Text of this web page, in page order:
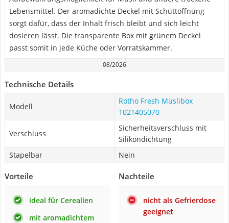
Lebensmittel. Der aromadichte Deckel mit Schüttöffnung
sorgt dafür, dass der Inhalt frisch bleibt und sich leicht
dosieren lässt. Die transparente Box mit grünem Deckel
passt somit in jede Küche oder Vorratskammer.
08/2026
Technische Details
Modell
Rotho Fresh Müslibox
1021405070
Verschluss
Sicherheitsverschluss mit
Silikondichtung
Stapelbar
Nein
Vorteile
ideal für Cerealien
mit aromadichtem
Nachteile
nicht als Gefrierdose
geeignet